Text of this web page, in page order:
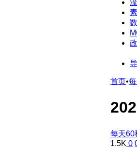
首页•
每天60
1.5K 0